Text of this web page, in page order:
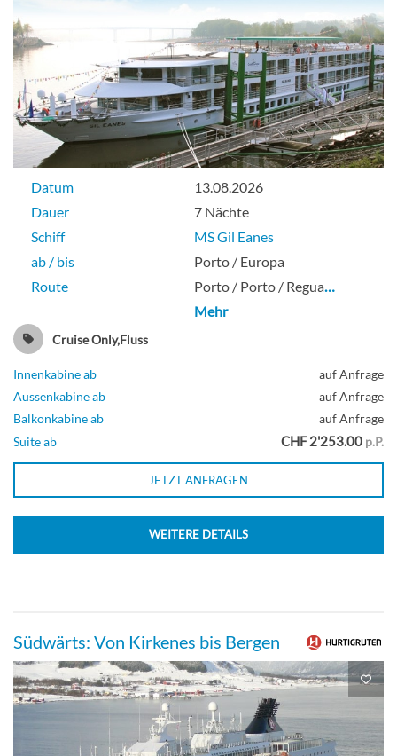
Datum
13.08.2026
Dauer
7 Nächte
Schiff
MS Gil Eanes
ab / bis
Porto / Europa
Route
Porto / Porto / Regua…
Mehr
Cruise Only,Fluss
Innenkabine ab
auf Anfrage
Aussenkabine ab
auf Anfrage
Balkonkabine ab
auf Anfrage
Suite ab
CHF 2'253.00 p.P.
JETZT ANFRAGEN
WEITERE DETAILS
Südwärts: Von Kirkenes bis Bergen